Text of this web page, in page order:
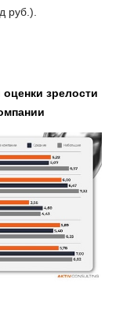
руб.).
зрелости